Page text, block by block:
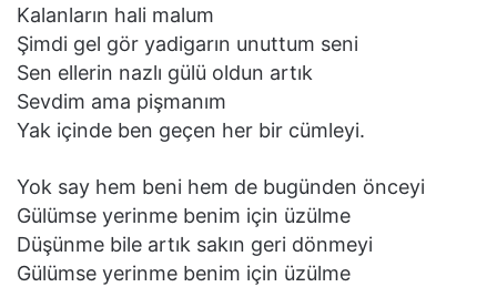
Kalanların hali malum
Şimdi gel gör yadigarın unuttum seni
Sen ellerin nazlı gülü oldun artık
Sevdim ama pişmanım
Yak içinde ben geçen her bir cümleyi.
Yok say hem beni hem de bugünden önceyi
Gülümse yerinme benim için üzülme
Düşünme bile artık sakın geri dönmeyi
Gülümse yerinme benim için üzülme